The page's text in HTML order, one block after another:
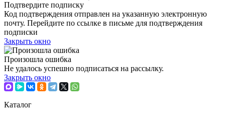
Подтвердите подписку
Код подтверждения отправлен на указанную электронную
почту. Перейдите по ссылке в письме для подтверждения
подписки
Закрыть окно
Произошла ошибка
Не удалось успешно подписаться на рассылку.
Закрыть окно
Каталог